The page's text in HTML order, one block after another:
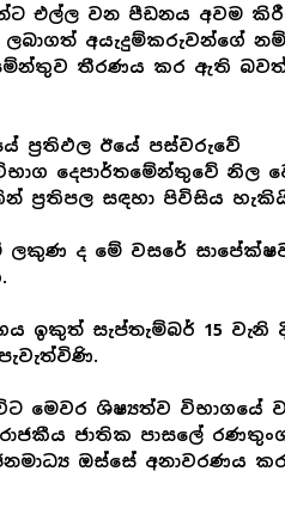
එල්ල වන පීඩනය අවම
අයැදුම්කරුවන්ගේ නම්
තීරණය කර ඇති
ප්‍රතිඵල ඊයේ පස්වරුවේ
දෙපාර්තමේන්තුවේ නිල
ප්‍රතිපල සඳහා පිවිසිය
ලකුණ ද මේ වසරේ
ඉකුත් සැප්තැම්බර් 15 වැනි
මෙවර ශිෂ්‍යත්ව විභාගයේ
ජාතික පාසලේ
ඔස්සේ අනාවරණය කර